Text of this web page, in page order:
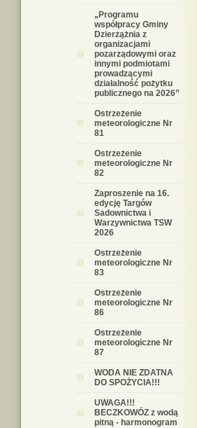
„Programu
współpracy Gminy
Dzierzążnia z
organizacjami
pozarządowymi oraz
innymi podmiotami
prowadzącymi
działalność pożytku
publicznego na 2026”
Ostrzeżenie
meteorologiczne Nr
81
Ostrzeżenie
meteorologiczne Nr
82
Zaproszenie na 16.
edycję Targów
Sadownictwa i
Warzywnictwa TSW
2026
Ostrzeżenie
meteorologiczne Nr
83
Ostrzeżenie
meteorologiczne Nr
86
Ostrzeżenie
meteorologiczne Nr
87
WODA NIE ZDATNA
DO SPOŻYCIA!!!
UWAGA!!!
BECZKOWÓZ z wodą
pitną - harmonogram